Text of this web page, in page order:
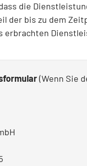
die
der bis zu dem
(Wenn Sie